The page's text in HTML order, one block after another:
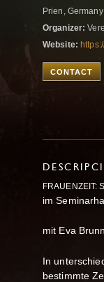
Prien,
Organizer:
Website:
CONTACT
FRAUENZEIT:
im
mit Eva
In
bestimmte